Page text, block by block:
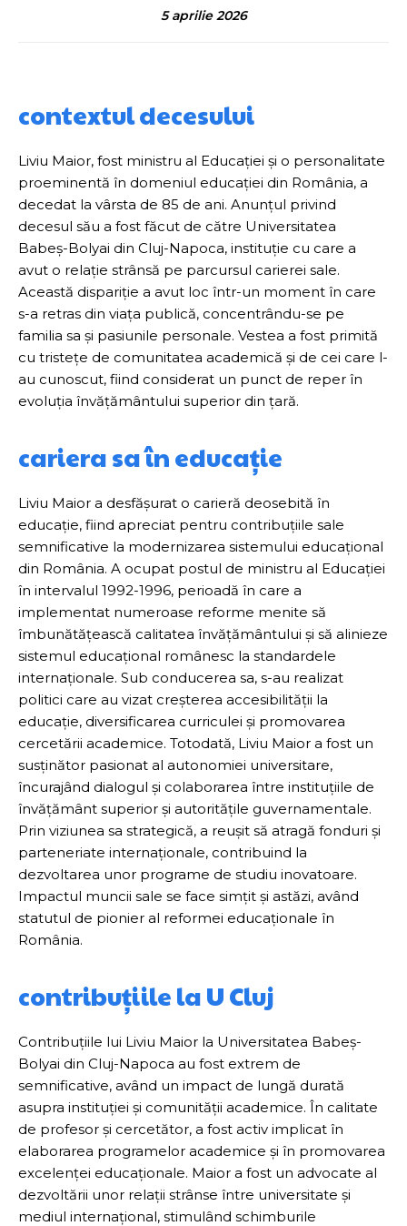
5 aprilie 2026
contextul decesului
Liviu Maior, fost ministru al Educației și o personalitate
proeminentă în domeniul educației din România, a
decedat la vârsta de 85 de ani. Anunțul privind
decesul său a fost făcut de către Universitatea
Babeș-Bolyai din Cluj-Napoca, instituție cu care a
avut o relație strânsă pe parcursul carierei sale.
Această dispariție a avut loc într-un moment în care
s-a retras din viața publică, concentrându-se pe
familia sa și pasiunile personale. Vestea a fost primită
cu tristețe de comunitatea academică și de cei care l-
au cunoscut, fiind considerat un punct de reper în
evoluția învățământului superior din țară.
cariera sa în educație
Liviu Maior a desfășurat o carieră deosebită în
educație, fiind apreciat pentru contribuțiile sale
semnificative la modernizarea sistemului educațional
din România. A ocupat postul de ministru al Educației
în intervalul 1992-1996, perioadă în care a
implementat numeroase reforme menite să
îmbunătățească calitatea învățământului și să alinieze
sistemul educațional românesc la standardele
internaționale. Sub conducerea sa, s-au realizat
politici care au vizat creșterea accesibilității la
educație, diversificarea curriculei și promovarea
cercetării academice. Totodată, Liviu Maior a fost un
susținător pasionat al autonomiei universitare,
încurajând dialogul și colaborarea între instituțiile de
învățământ superior și autoritățile guvernamentale.
Prin viziunea sa strategică, a reușit să atragă fonduri și
parteneriate internaționale, contribuind la
dezvoltarea unor programe de studiu inovatoare.
Impactul muncii sale se face simțit și astăzi, având
statutul de pionier al reformei educaționale în
România.
contribuțiile la U Cluj
Contribuțiile lui Liviu Maior la Universitatea Babeș-
Bolyai din Cluj-Napoca au fost extrem de
semnificative, având un impact de lungă durată
asupra instituției și comunității academice. În calitate
de profesor și cercetător, a fost activ implicat în
elaborarea programelor academice și în promovarea
excelenței educaționale. Maior a fost un advocate al
dezvoltării unor relații strânse între universitate și
mediul internațional, stimulând schimburile